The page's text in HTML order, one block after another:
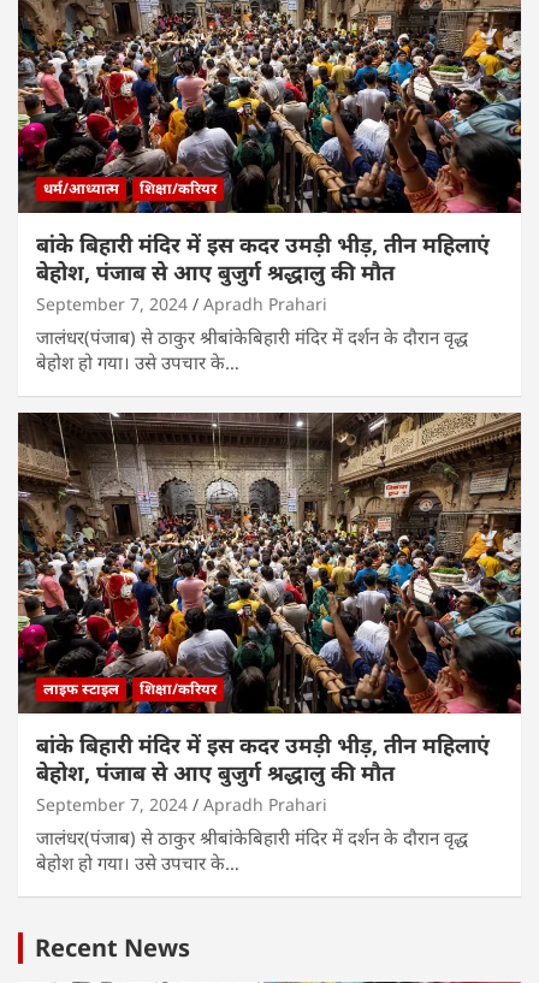
धर्म/आध्यात्म शिक्षा/करियर
बांके बिहारी मंदिर में इस कदर उमड़ी भीड़, तीन महिलाएं
बेहोश, पंजाब से आए बुजुर्ग श्रद्धालु की मौत
September 7, 2024 Apradh Prahari
जालंधर(पंजाब) से ठाकुर श्रीबांकेबिहारी मंदिर में दर्शन के दौरान वृद्ध
बेहोश हो गया। उसे उपचार के…
लाइफ स्टाइल शिक्षा/करियर
बांके बिहारी मंदिर में इस कदर उमड़ी भीड़, तीन महिलाएं
बेहोश, पंजाब से आए बुजुर्ग श्रद्धालु की मौत
September 7, 2024 Apradh Prahari
जालंधर(पंजाब) से ठाकुर श्रीबांकेबिहारी मंदिर में दर्शन के दौरान वृद्ध
बेहोश हो गया। उसे उपचार के…
Recent News